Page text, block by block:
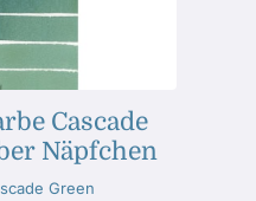
Cascade
Näpfchen
Green